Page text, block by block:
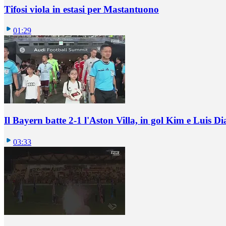
Tifosi viola in estasi per Mastantuono
01:29
Il Bayern batte 2-1 l'Aston Villa, in gol Kim e Luis
03:33